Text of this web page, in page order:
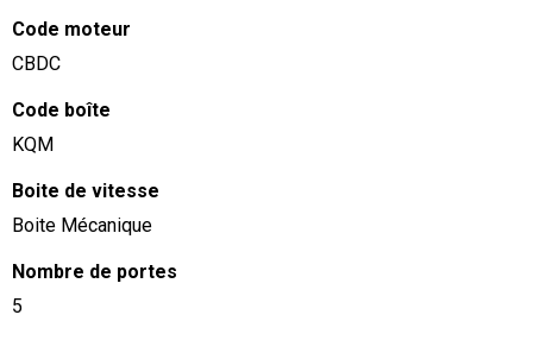
Code moteur
CBDC
Code boîte
KQM
Boite de vitesse
Boite Mécanique
Nombre de portes
5